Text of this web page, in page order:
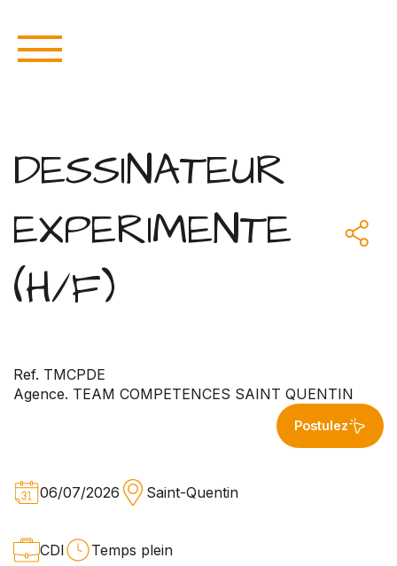
DESSINATEUR
EXPERIMENTE
(H/F)
Ref. TMCPDE
Agence. TEAM COMPETENCES SAINT QUENTIN
Postulez
06/07/2026 Saint-Quentin
CDI Temps plein